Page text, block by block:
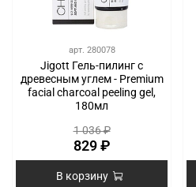
арт. 280078
Jigott Гель-пилинг с
древесным углем - Premium
facial charcoal peeling gel,
180мл
1 036 ₽
829 ₽
В корзину